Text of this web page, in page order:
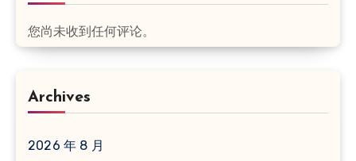
您尚未收到任何评论。
Archives
2026 年 8 月